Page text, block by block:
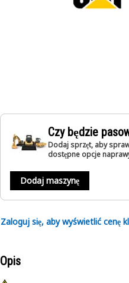
Czy będzie
Dodaj sprzęt, aby
dostępne opcje
Dodaj maszynę
Zaloguj się, aby wyświetlić cenę
Opis